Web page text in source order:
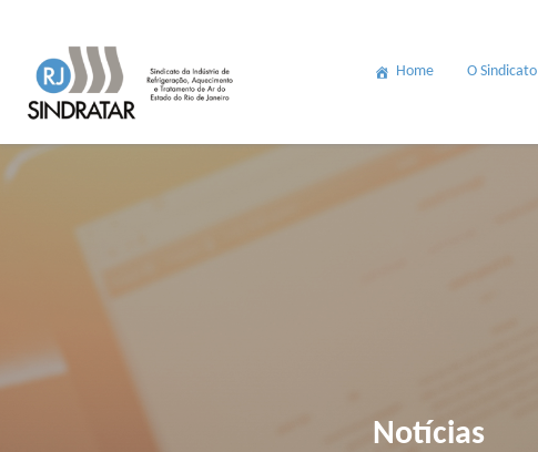
Home O Sindicato
Notícias